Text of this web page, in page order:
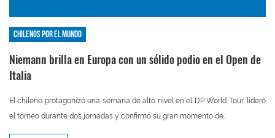
Chilenos por el mundo
Niemann brilla en Europa con un sólido podio en el Open de
Italia
El chileno protagonizó una semana de alto nivel en el DP World Tour, lideró
el torneo durante dos jornadas y confirmó su gran momento de...